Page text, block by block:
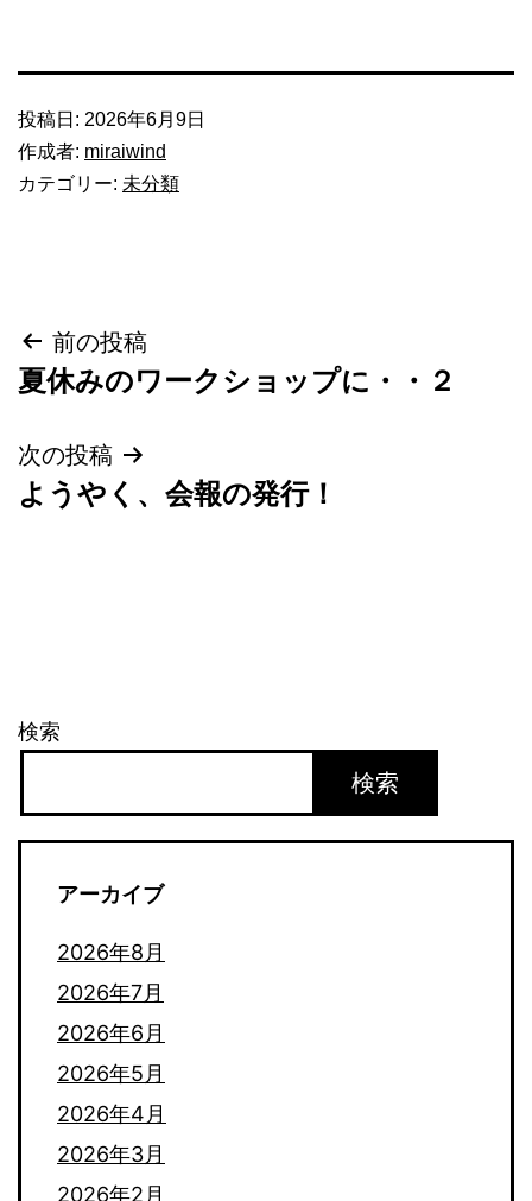
投稿日: 2026年6月9日
作成者: miraiwind
カテゴリー: 未分類
投
稿
ナ
ビ
ョ
前の投稿
夏休みのワークショップに・・２
次の投稿
ようやく、会報の発行！
検索
検索
アーカイブ
2026年8月
2026年7月
2026年6月
2026年5月
2026年4月
2026年3月
2026年2月